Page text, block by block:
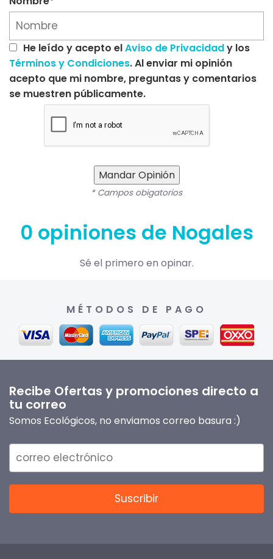
He leído y acepto elAviso de Privacidady los
Términos y Condiciones. Al enviar mi opinión
acepto que mi nombre, preguntas y comentarios
se muestren públicamente.
Mandar Opinión
* Campos obigatorios
0 opiniones de Nogales
Sé el primero en opinar.
MÉTODOS DE PAGO
Recibe Ofertas y promociones directo a
tu correo
Somos Ecológicos, no enviamos correo basura :)